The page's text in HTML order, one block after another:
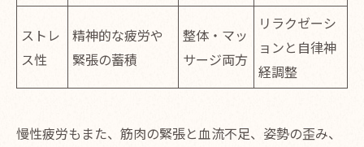
ストレ
ス性
精神的な疲労や
緊張の蓄積
整体・マッ
サージ両方
リラクゼーシ
ョンと自律神
経調整
慢性疲労もまた、筋肉の緊張と血流不足、姿勢の歪み、